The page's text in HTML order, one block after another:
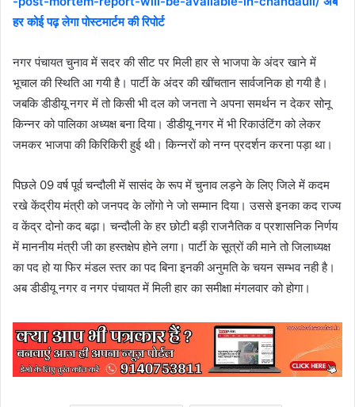
हर कोई पढ़ लेगा पोस्टमार्टम की रिपोर्ट
नगर पंचायत चुनाव में सदर की सीट पर मिली हार से भाजपा के अंदर खाने में
भूचाल की स्थिति आ गयी है। पार्टी के अंदर की खींचतान सार्वजनिक हो गयी है।
जबकि डीडीयू नगर में तो किसी भी दल को जनता ने अपना समर्थन न देकर सोनू
किन्नर को पालिका अध्यक्ष बना दिया। डीडीयू नगर में भी रिकाउंटिंग को लेकर
जमकर भाजपा की किरिकिरी हुई थी। किन्नरों को नग्न प्रदर्शन करना पड़ा था।
पिछले 09 वर्ष पूर्व चन्दौली में सासंद के रूप में चुनाव लड़ने के लिए जिले में कदम
रखे केंद्रीय मंत्री को जनपद के लोंगो ने जो सम्मान दिया। उससे इनका कद राज्य
व केंद्र दोनो कद बढ़ा। चन्दौली के हर छोटी बड़ी राजनैतिक व प्रशासनिक निर्णय
में माननीय मंत्री जी का हस्तक्षेप होने लगा। पार्टी के सूत्रों की माने तो जिलाध्यक्ष
का पद हो या फिर मंडल स्तर का पद बिना इनकी अनुमति के चयन सम्भव नही है।
अब डीडीयू नगर व नगर पंचायत में मिली हार का समीक्षा मंगलवार को होगा।